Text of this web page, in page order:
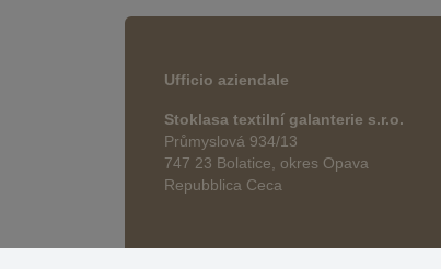
Ufficio aziendale
Stoklasa textilní galanterie s.r.o.
Průmyslová 934/13
747 23 Bolatice, okres Opava
Repubblica Ceca